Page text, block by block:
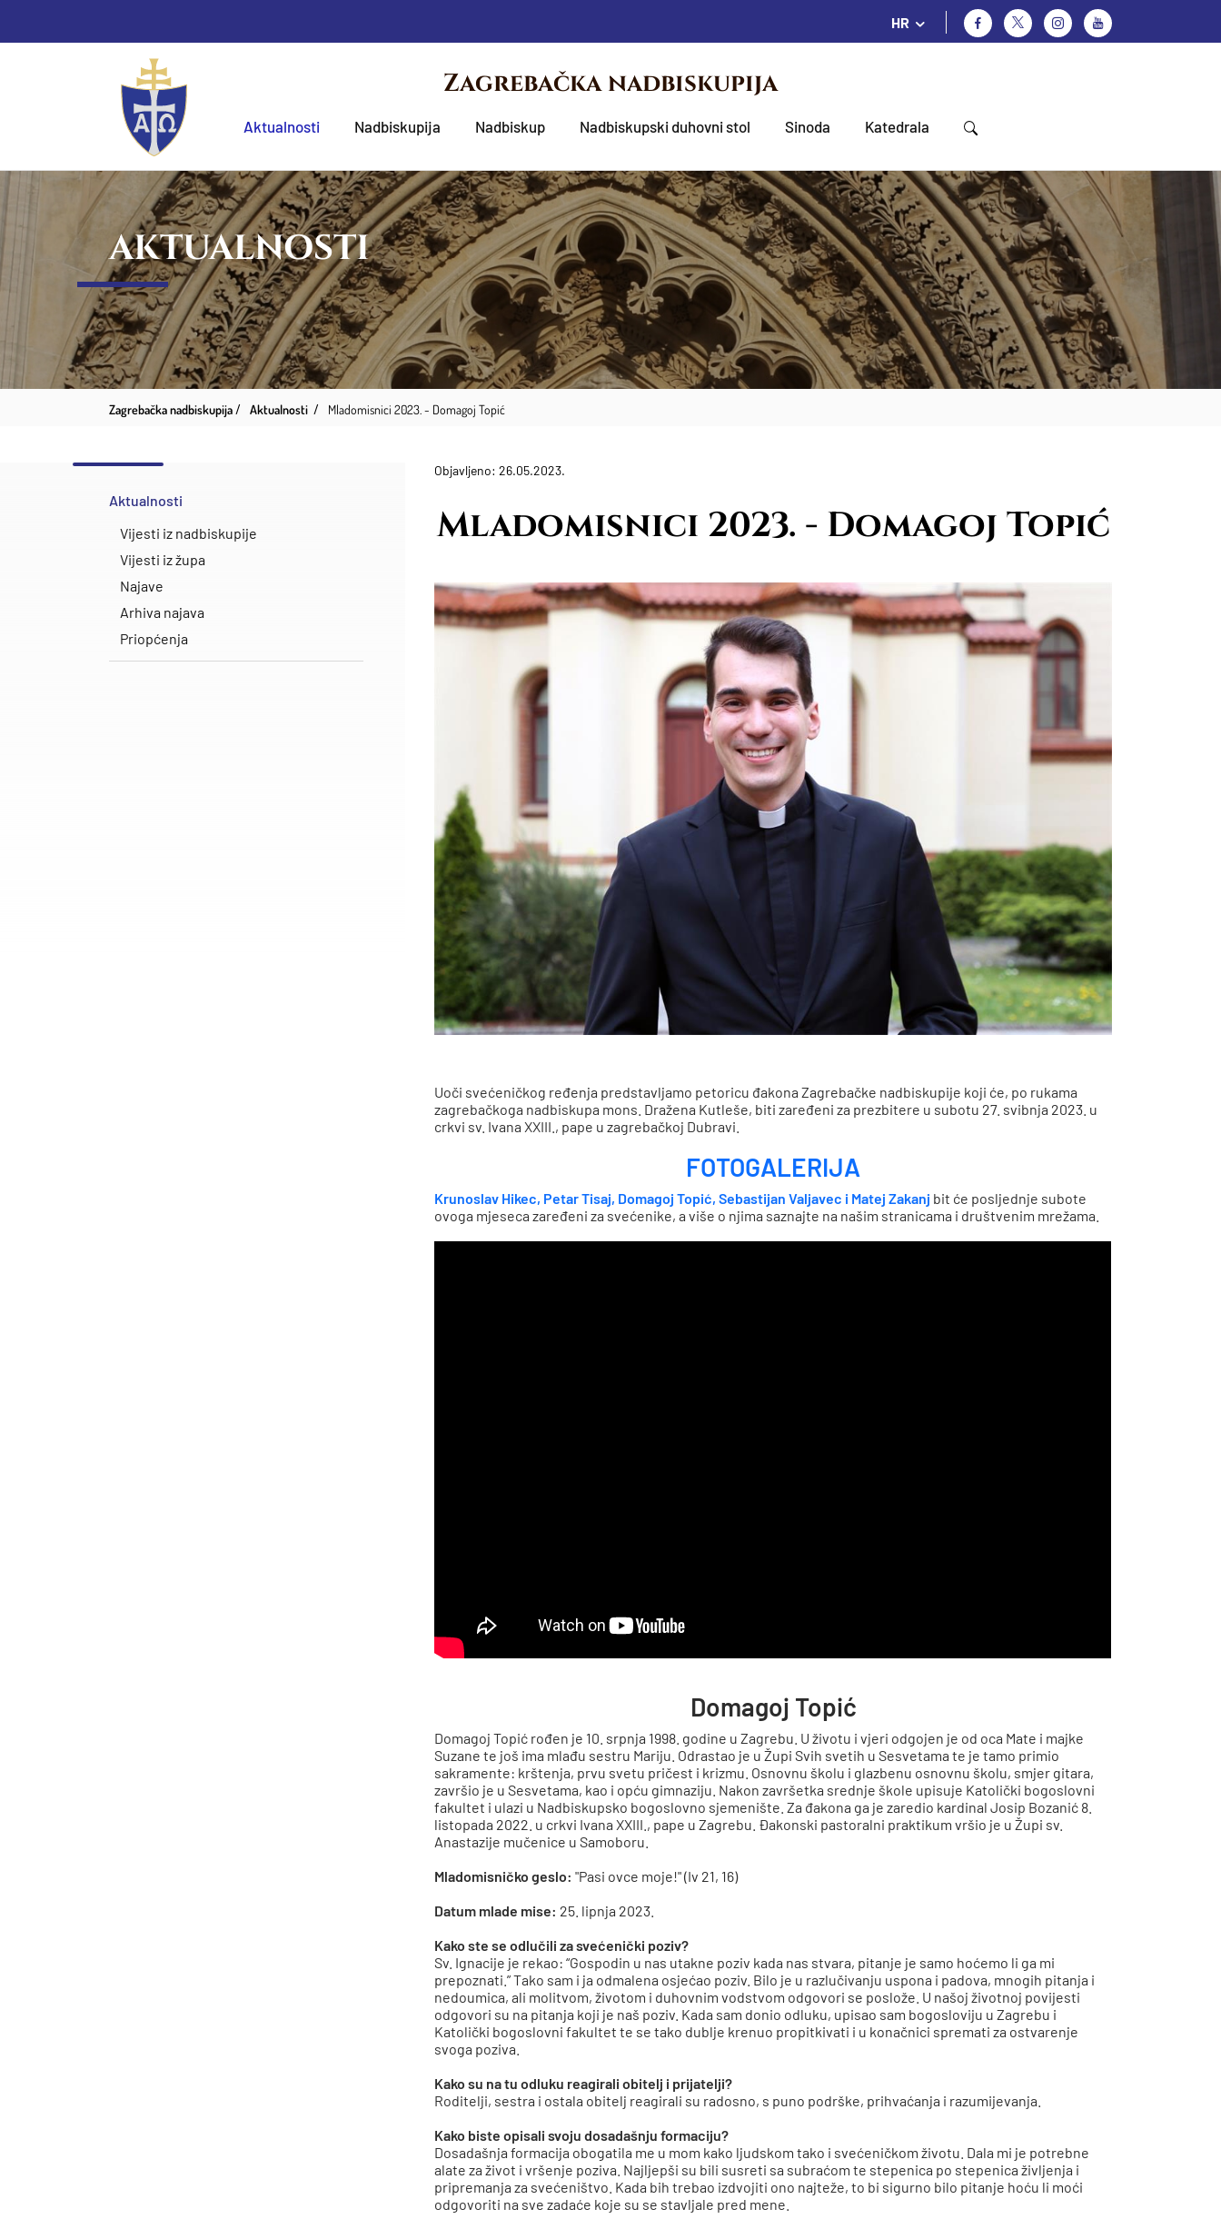
HR
Zagrebačka nadbiskupija
Aktualnosti Nadbiskupija Nadbiskup Nadbiskupski duhovni stol Sinoda Katedrala
AKTUALNOSTI
Zagrebačka nadbiskupija Aktualnosti Mladomisnici 2023. - Domagoj Topić
Aktualnosti
Vijesti iz nadbiskupije
Vijesti iz župa
Najave
Arhiva najava
Priopćenja
Objavljeno: 26.05.2023.
Mladomisnici 2023. - Domagoj Topić
Uoči svećeničkog ređenja predstavljamo petoricu đakona Zagrebačke nadbiskupije koji će, po rukama
zagrebačkoga nadbiskupa mons. Dražena Kutleše, biti zaređeni za prezbitere u subotu 27. svibnja 2023. u
crkvi sv. Ivana XXIII., pape u zagrebačkoj Dubravi.
FOTOGALERIJA
Krunoslav Hikec, Petar Tisaj, Domagoj Topić, Sebastijan Valjavec i Matej Zakanj bit će posljednje subote
ovoga mjeseca zaređeni za svećenike, a više o njima saznajte na našim stranicama i društvenim mrežama.
Domagoj Topić
Domagoj Topić rođen je 10. srpnja 1998. godine u Zagrebu. U životu i vjeri odgojen je od oca Mate i majke
Suzane te još ima mlađu sestru Mariju. Odrastao je u Župi Svih svetih u Sesvetama te je tamo primio
sakramente: krštenja, prvu svetu pričest i krizmu. Osnovnu školu i glazbenu osnovnu školu, smjer gitara,
završio je u Sesvetama, kao i opću gimnaziju. Nakon završetka srednje škole upisuje Katolički bogoslovni
fakultet i ulazi u Nadbiskupsko bogoslovno sjemenište. Za đakona ga je zaredio kardinal Josip Bozanić 8.
listopada 2022. u crkvi Ivana XXIII., pape u Zagrebu. Đakonski pastoralni praktikum vršio je u Župi sv.
Anastazije mučenice u Samoboru.
Mladomisničko geslo: "Pasi ovce moje!" (Iv 21, 16)
Datum mlade mise: 25. lipnja 2023.
Kako ste se odlučili za svećenički poziv?
Sv. Ignacije je rekao: “Gospodin u nas utakne poziv kada nas stvara, pitanje je samo hoćemo li ga mi
prepoznati.” Tako sam i ja odmalena osjećao poziv. Bilo je u razlučivanju uspona i padova, mnogih pitanja i
nedoumica, ali molitvom, životom i duhovnim vodstvom odgovori se poslože. U našoj životnoj povijesti
odgovori su na pitanja koji je naš poziv. Kada sam donio odluku, upisao sam bogosloviju u Zagrebu i
Katolički bogoslovni fakultet te se tako dublje krenuo propitkivati i u konačnici spremati za ostvarenje
svoga poziva.
Kako su na tu odluku reagirali obitelj i prijatelji?
Roditelji, sestra i ostala obitelj reagirali su radosno, s puno podrške, prihvaćanja i razumijevanja.
Kako biste opisali svoju dosadašnju formaciju?
Dosadašnja formacija obogatila me u mom kako ljudskom tako i svećeničkom životu. Dala mi je potrebne
alate za život i vršenje poziva. Najljepši su bili susreti sa subraćom te stepenica po stepenica življenja i
pripremanja za svećeništvo. Kada bih trebao izdvojiti ono najteže, to bi sigurno bilo pitanje hoću li moći
odgovoriti na sve zadaće koje su se stavljale pred mene.